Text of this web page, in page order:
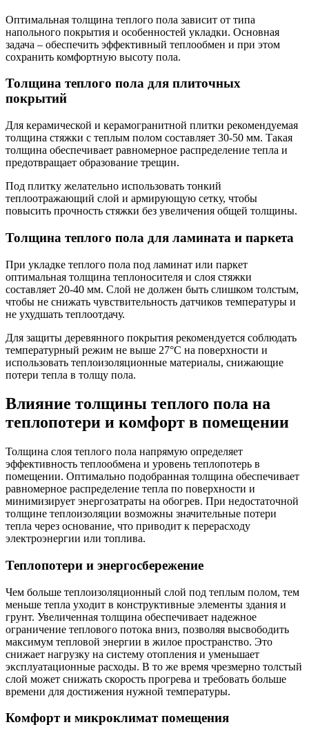
Оптимальная толщина теплого пола зависит от типа
напольного покрытия и особенностей укладки. Основная
задача – обеспечить эффективный теплообмен и при этом
сохранить комфортную высоту пола.
Толщина теплого пола для плиточных
покрытий
Для керамической и керамогранитной плитки рекомендуемая
толщина стяжки с теплым полом составляет 30-50 мм. Такая
толщина обеспечивает равномерное распределение тепла и
предотвращает образование трещин.
Под плитку желательно использовать тонкий
теплоотражающий слой и армирующую сетку, чтобы
повысить прочность стяжки без увеличения общей толщины.
Толщина теплого пола для ламината и паркета
При укладке теплого пола под ламинат или паркет
оптимальная толщина теплоносителя и слоя стяжки
составляет 20-40 мм. Слой не должен быть слишком толстым,
чтобы не снижать чувствительность датчиков температуры и
не ухудшать теплоотдачу.
Для защиты деревянного покрытия рекомендуется соблюдать
температурный режим не выше 27°C на поверхности и
использовать теплоизоляционные материалы, снижающие
потери тепла в толщу пола.
Влияние толщины теплого пола на
теплопотери и комфорт в помещении
Толщина слоя теплого пола напрямую определяет
эффективность теплообмена и уровень теплопотерь в
помещении. Оптимально подобранная толщина обеспечивает
равномерное распределение тепла по поверхности и
минимизирует энергозатраты на обогрев. При недостаточной
толщине теплоизоляции возможны значительные потери
тепла через основание, что приводит к перерасходу
электроэнергии или топлива.
Теплопотери и энергосбережение
Чем больше теплоизоляционный слой под теплым полом, тем
меньше тепла уходит в конструктивные элементы здания и
грунт. Увеличенная толщина обеспечивает надежное
ограничение теплового потока вниз, позволяя высвободить
максимум тепловой энергии в жилое пространство. Это
снижает нагрузку на систему отопления и уменьшает
эксплуатационные расходы. В то же время чрезмерно толстый
слой может снижать скорость прогрева и требовать больше
времени для достижения нужной температуры.
Комфорт и микроклимат помещения